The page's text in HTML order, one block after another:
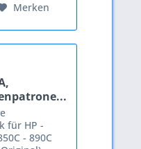
Merken
für HP -
- 890C